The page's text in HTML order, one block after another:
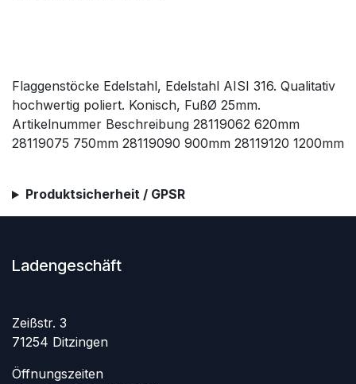
Flaggenstöcke Edelstahl, Edelstahl AISI 316. Qualitativ
hochwertig poliert. Konisch, FußØ 25mm.
Artikelnummer Beschreibung 28119062 620mm
28119075 750mm 28119090 900mm 28119120 1200mm
Produktsicherheit / GPSR
Ladengeschäft
Zeißstr. 3
71254 Ditzingen
Öffnungszeiten